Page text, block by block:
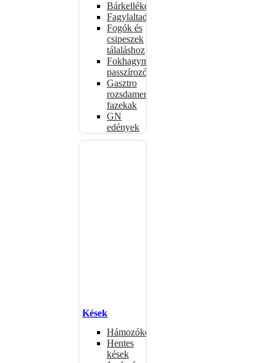
Bárkellékek
Fagylaltadagolók
Fogók és
csipeszek
tálaláshoz
Fokhagymaprések,
passzírozók
Gasztro
rozsdamentes
fazekak
GN
edények
Kések
Hámozókések
Hentes
kések